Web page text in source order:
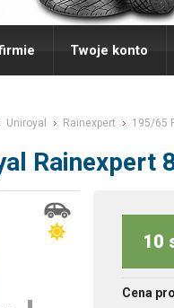
Twoje konto
Uniroyal Rainexpert 195/65
Rainexpert
10
Cena